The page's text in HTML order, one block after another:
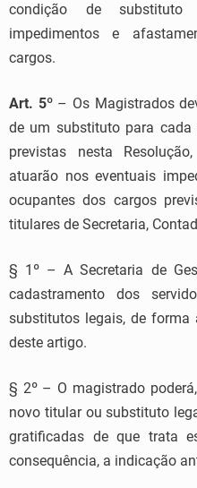
condição de
impedimentos e
cargos.
Art. 5º – Os Magistrados
de um substituto para
previstas nesta
atuarão nos eventuais
ocupantes dos cargos
titulares de Secretaria,
§ 1º – A Secretaria de
cadastramento dos
substitutos legais, de
deste artigo.
§ 2º – O magistrado
novo titular ou substituto
gratificadas de que trata
consequência, a indicação